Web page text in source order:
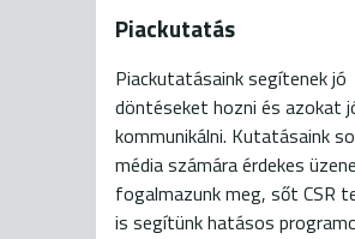
Piackutatás
Piackutatásaink segítenek jó
döntéseket hozni és azokat
kommunikálni. Kutatásaink
média számára érdekes
fogalmazunk meg, sőt CSR
is segítünk hatásos